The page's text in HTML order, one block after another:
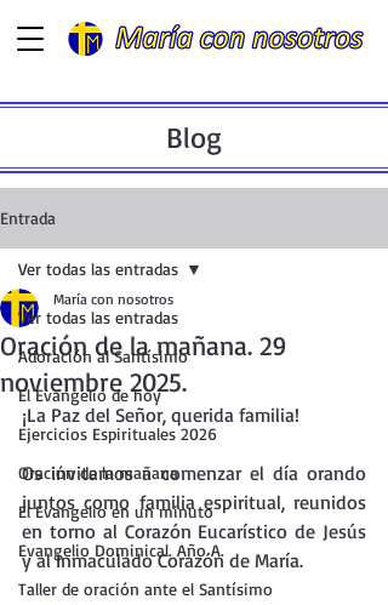
Blog
Entrada
Ver todas las entradas
Adoración al Santísimo
El Evangelio de hoy
Ejercicios Espirituales 2026
Oración de la mañana
El Evangelio en un minuto
Evangelio Dominical. Año A.
Taller de oración ante el Santísimo
Ver todas las entradas
Oración de la mañana. 29
noviembre 2025.
María con nosotros
¡La Paz del Señor, querida familia!
Os invitamos a comenzar el día orando
juntos como familia espiritual, reunidos
en torno al Corazón Eucarístico de Jesús
y al Inmaculado Corazón de María.